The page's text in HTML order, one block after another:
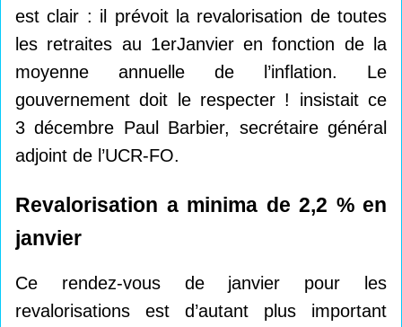
est clair : il prévoit la revalorisation de toutes
les retraites au 1erJanvier en fonction de la
moyenne annuelle de l’inflation. Le
gouvernement doit le respecter ! insistait ce
3 décembre Paul Barbier, secrétaire général
adjoint de l’UCR-FO.
Revalorisation a minima de 2,2 % en
janvier
Ce rendez-vous de janvier pour les
revalorisations est d’autant plus important